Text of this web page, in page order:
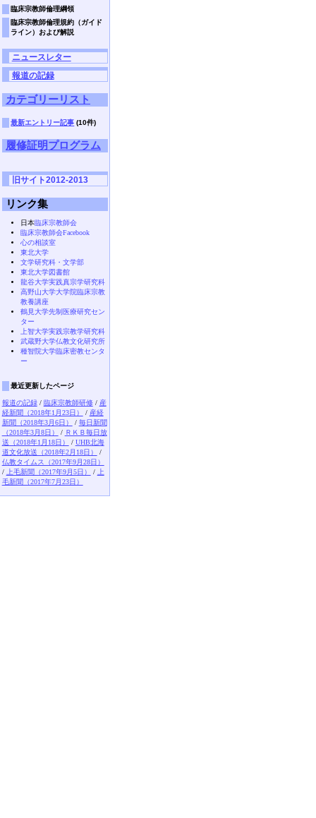
臨床宗教師倫理綱領
臨床宗教師倫理規約（ガイド
ライン）および解説
ニュースレター
報道の記録
カテゴリーリスト
最新エントリー記事 (10件)
履修証明プログラム
旧サイト2012-2013
リンク集
日本臨床宗教師会
臨床宗教師会Facebook
心の相談室
東北大学
文学研究科・文学部
東北大学図書館
龍谷大学実践真宗学研究科
高野山大学大学院臨床宗教
教養講座
鶴見大学先制医療研究セン
ター
上智大学実践宗教学研究科
武蔵野大学仏教文化研究所
種智院大学臨床密教センタ
ー
最近更新したページ
報道の記録/ 臨床宗教師研修/ 産
経新聞（2018年1月23日）
/ 産経
新聞（2018年3月6日）
/ 毎日新聞
（2018年3月8日）
/ ＲＫＢ毎日放
送（2018年1月18日）
/ UHB北海
道文化放送（2018年2月18日）
/
仏教タイムス（2017年9月28日）
/
上毛新聞（2017年9月5日） /
上
毛新聞（2017年7月23日）